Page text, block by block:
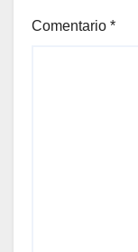
Comentario *